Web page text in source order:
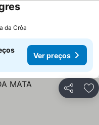
preços
Ver preços
da Crôa
Ver preços
Partilhar